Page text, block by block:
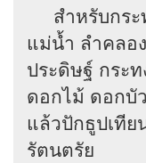
สำหรับกระ
แม่น้ำ ลำคลอ
ประดิษฐ์ กระ
ดอกไม้ ดอกบั
แล้วปักธูปเทีย
รัตนตรัย